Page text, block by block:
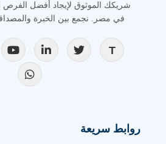
شريكك الموثوق لإيجاد أفضل الفرص
في مصر. نجمع بين الخبرة
روابط سريعة